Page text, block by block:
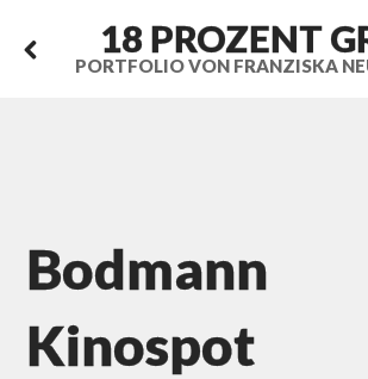
18 PROZENT
PORTFOLIO VON FRANZISKA
Bodmann
Kinospot